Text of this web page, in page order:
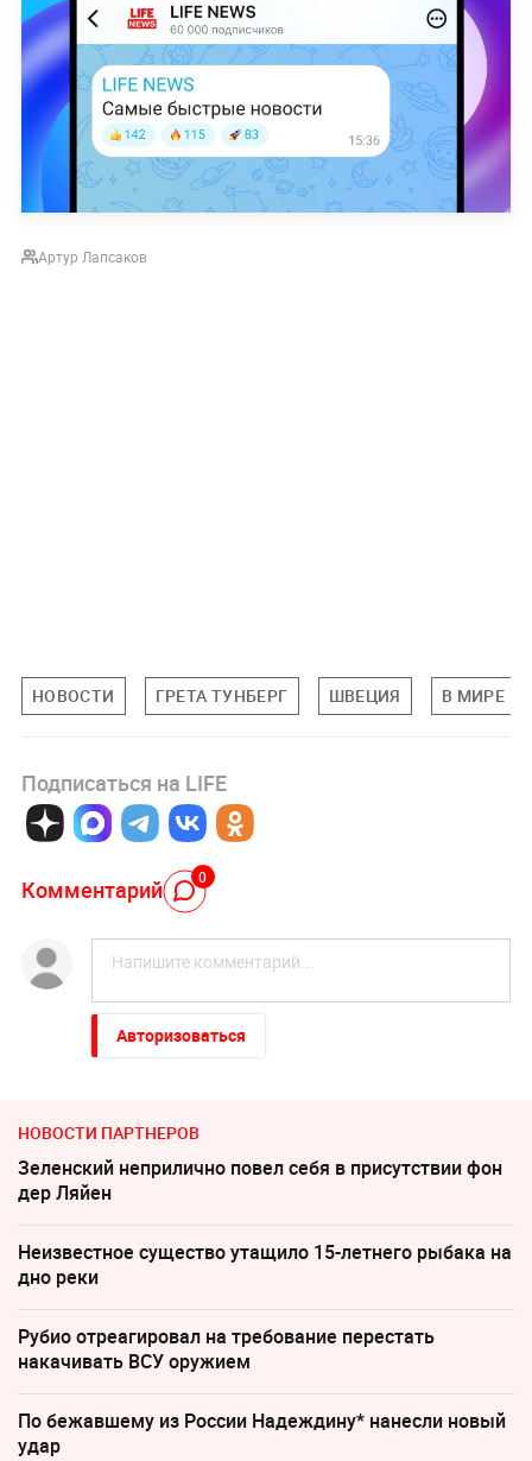
Артур Лапсаков
НОВОСТИ ГРЕТА ТУНБЕРГ ШВЕЦИЯ В МИРЕ
Подписаться на LIFE
Комментарий 0
Авторизоваться
НОВОСТИ ПАРТНЕРОВ
Зеленский неприлично повел cебя в присутствии фон
дер Ляйен
Неизвестное существо утащило 15-летнего рыбака на
дно реки
Рубио отреагировал на требование перестать
накачивать ВСУ оружием
По бежавшему из России Надеждину* нанесли новый
удар